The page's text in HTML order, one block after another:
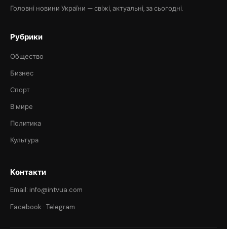
Головні новини України — свіжі, актуальні, за сьогодні.
Рубрики
Общество
Бизнес
Спорт
В мире
Политика
Культура
Контакти
Email: info@intvua.com
Facebook · Telegram